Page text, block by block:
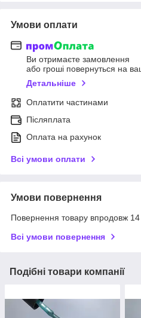
Умови оплати
Ви отримаєте замовлення
або гроші повернуться на
Детальніше
Оплатити частинами
Післяплата
Оплата на рахунок
Всі умови оплати
Умови повернення
Повернення товару впродовж 14
Всі умови повернення
Подібні товари компанії